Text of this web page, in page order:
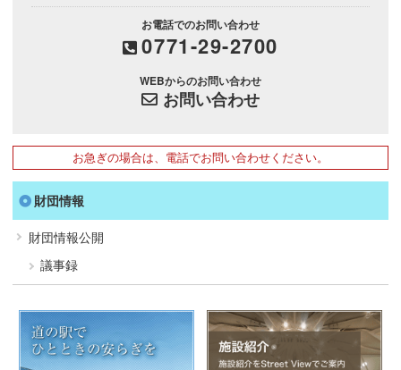
お電話でのお問い合わせ
0771-29-2700
WEBからのお問い合わせ
お問い合わせ
お急ぎの場合は、電話でお問い合わせください。
財団情報
財団情報公開
議事録